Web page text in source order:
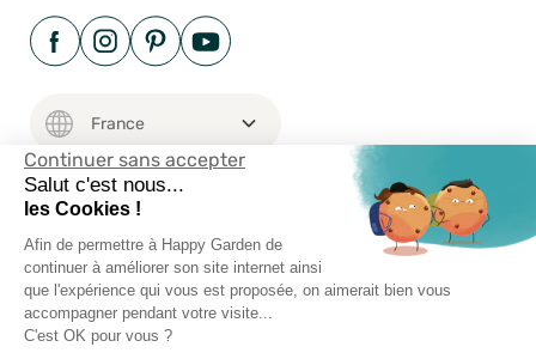
Continuer sans accepter
Salut c'est nous...
les Cookies !
Afin de permettre à Happy Garden de
continuer à améliorer son site internet ainsi
que l'expérience qui vous est proposée, on aimerait bien vous
accompagner pendant votre visite...
C'est OK pour vous ?
Mentions Légales
Conditions Générales
Vie Privée
Happy-Garden.fr - Allstore SAS Copyright 2024